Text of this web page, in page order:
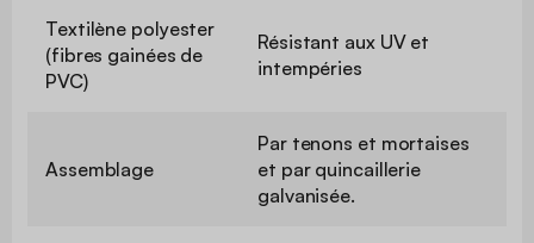
Textilène polyester
(fibres gainées de
PVC)
Résistant aux UV et
intempéries
Assemblage
Par tenons et mortaises
et par quincaillerie
galvanisée.